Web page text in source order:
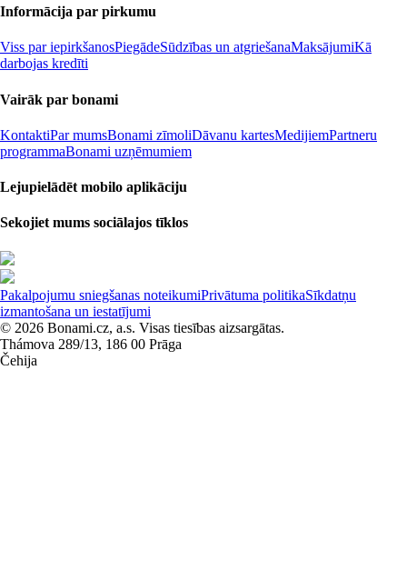
Informācija par pirkumu
Viss par iepirkšanosPiegādeSūdzības un atgriešanaMaksājumiKā
darbojas kredīti
Vairāk par bonami
KontaktiPar mumsBonami zīmoliDāvanu kartesMedijiemPartneru
programmaBonami uzņēmumiem
Lejupielādēt mobilo aplikāciju
Sekojiet mums sociālajos tīklos
Pakalpojumu sniegšanas noteikumiPrivātuma politikaSīkdatņu
izmantošana un iestatījumi
© 2026 Bonami.cz, a.s. Visas tiesības aizsargātas.
Thámova 289/13, 186 00 Prāga
Čehija